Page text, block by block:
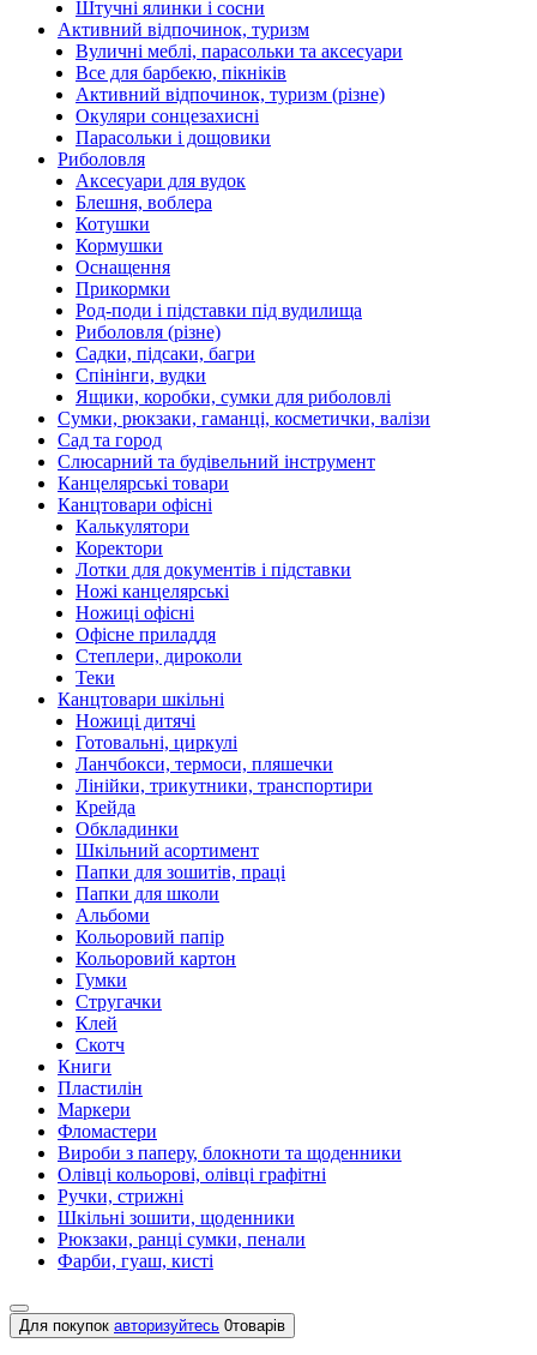
Штучні ялинки і сосни
Активний відпочинок, туризм
Вуличні меблі, парасольки та аксесуари
Все для барбекю, пікніків
Активний відпочинок, туризм (різне)
Окуляри сонцезахисні
Парасольки і дощовики
Риболовля
Аксесуари для вудок
Блешня, воблера
Котушки
Кормушки
Оснащення
Прикормки
Род-поди і підставки під вудилища
Риболовля (різне)
Садки, підсаки, багри
Спінінги, вудки
Ящики, коробки, сумки для риболовлі
Сумки, рюкзаки, гаманці, косметички, валізи
Сад та город
Слюсарний та будівельний інструмент
Канцелярські товари
Канцтовари офісні
Калькулятори
Коректори
Лотки для документів і підставки
Ножі канцелярські
Ножиці офісні
Офісне приладдя
Степлери, дироколи
Теки
Канцтовари шкільні
Ножиці дитячі
Готовальні, циркулі
Ланчбокси, термоси, пляшечки
Лінійки, трикутники, транспортири
Крейда
Обкладинки
Шкільний асортимент
Папки для зошитів, праці
Папки для школи
Альбоми
Кольоровий папір
Кольоровий картон
Гумки
Стругачки
Клей
Скотч
Книги
Пластилін
Маркери
Фломастери
Вироби з паперу, блокноти та щоденники
Олівці кольорові, олівці графітні
Ручки, стрижні
Шкільні зошити, щоденники
Рюкзаки, ранці сумки, пенали
Фарби, гуаш, кисті
Для покупок авторизуйтесь 0товарів